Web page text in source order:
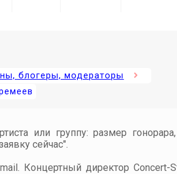
блогеры, модераторы
или группу: размер
сейчас".
Концертный директор Concert-